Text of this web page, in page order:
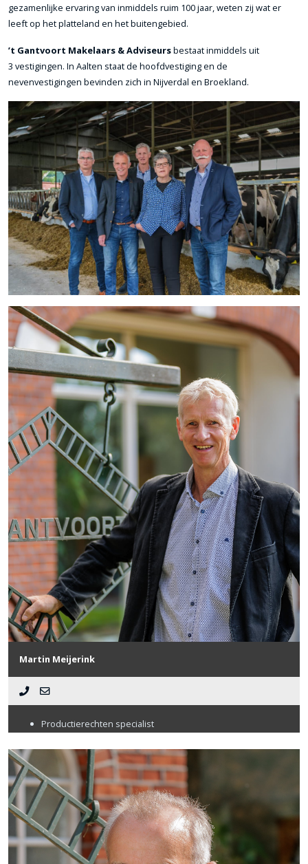
gezamenlijke ervaring van inmiddels ruim 100 jaar, weten zij wat er
leeft op het platteland en het buitengebied.
’t Gantvoort Makelaars & Adviseursbestaat inmiddels uit
3 vestigingen. In Aalten staat de hoofdvestiging en de
nevenvestigingen bevinden zich in Nijverdal en Broekland.
Martin Meijerink
Productierechten specialist
Makelaar
Martin heeft passie voor de agrarische sector. Hij is dagelijks in
de weer met productierechten, of het nu gaat om
Melkveefosfaatrechten, VVO’s, Pluimvee- of varkensrechten,
Martin heeft zich erin verdiept. Met zijn vele jaren ervaring is hij
daarin een specialist geworden.